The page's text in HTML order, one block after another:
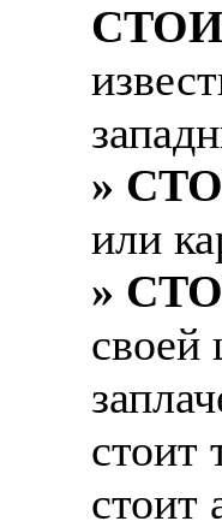
»
или
»
своей
стоит
стоит